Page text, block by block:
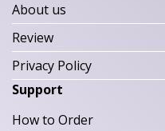
About us
Review
Privacy Policy
Support
How to Order